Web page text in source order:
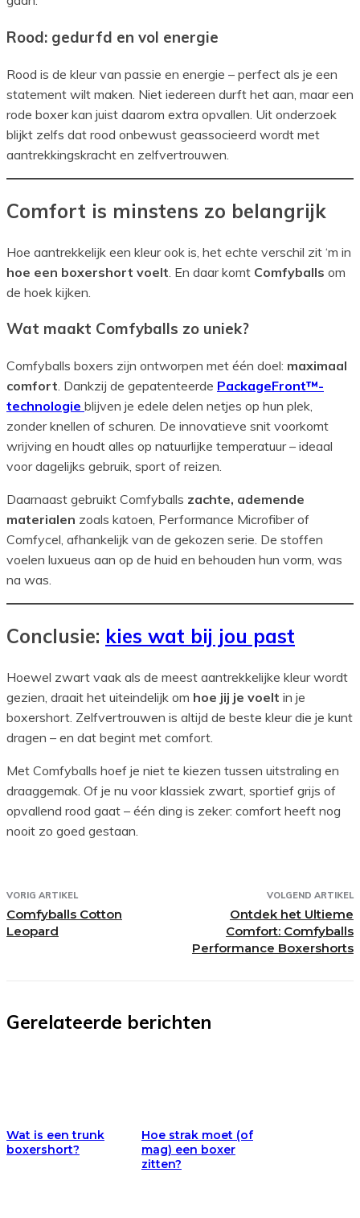
Rood: gedurfd en vol energie
Rood is de kleur van passie en energie – perfect als je een
statement wilt maken. Niet iedereen durft het aan, maar een
rode boxer kan juist daarom extra opvallen. Uit onderzoek
blijkt zelfs dat rood onbewust geassocieerd wordt met
aantrekkingskracht en zelfvertrouwen.
Comfort is minstens zo belangrijk
Hoe aantrekkelijk een kleur ook is, het echte verschil zit ‘m in
hoe een boxershort voelt . En daar komt Comfyballs om
de hoek kijken.
Wat maakt Comfyballs zo uniek?
Comfyballs boxers zijn ontworpen met één doel: maximaal
comfort. Dankzij de gepatenteerde PackageFront™-
technologie blijven je edele delen netjes op hun plek,
zonder knellen of schuren. De innovatieve snit voorkomt
wrijving en houdt alles op natuurlijke temperatuur – ideaal
voor dagelijks gebruik, sport of reizen.
Daarnaast gebruikt Comfyballs zachte, ademende
materialen zoals katoen, Performance Microfiber of
Comfycel, afhankelijk van de gekozen serie. De stoffen
voelen luxueus aan op de huid en behouden hun vorm, was
na was.
Conclusie: kies wat bij jou past
Hoewel zwart vaak als de meest aantrekkelijke kleur wordt
gezien, draait het uiteindelijk om hoe jij je voelt in je
boxershort. Zelfvertrouwen is altijd de beste kleur die je kunt
dragen – en dat begint met comfort.
Met Comfyballs hoef je niet te kiezen tussen uitstraling en
draaggemak. Of je nu voor klassiek zwart, sportief grijs of
opvallend rood gaat – één ding is zeker: comfort heeft nog
nooit zo goed gestaan.
VORIG ARTIKEL
Comfyballs Cotton
Leopard
VOLGEND ARTIKEL
Ontdek het Ultieme
Comfort: Comfyballs
Performance Boxershorts
Gerelateerde berichten
Wat is een trunk
boxershort?
Hoe strak moet (of
mag) een boxer
zitten?